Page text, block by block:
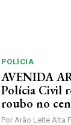
POLÍCIA
AVENIDA
Polícia Civil
roubo no
Por Arão Leite Alta